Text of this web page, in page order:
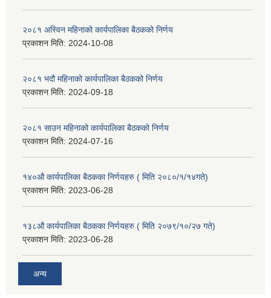
२०८१ अस्विन महिनाको कार्यपालिका बैठकको निर्णय
प्रकाशन मिति: 2024-10-08
२०८१ भदौ महिनाको कार्यपालिका बैठकको निर्णय
प्रकाशन मिति: 2024-09-18
२०८१ साउन महिनाको कार्यपालिका बैठकको निर्णय
प्रकाशन मिति: 2024-07-16
१४०औ कार्यपालिका बैठकका निर्णयहरु ( मिति २०८०/१/१४गते)
प्रकाशन मिति: 2023-06-28
१३८औ कार्यपालिका बैठकका निर्णयहरु ( मिति २०७९/१०/२७ गते)
प्रकाशन मिति: 2023-06-28
अन्य